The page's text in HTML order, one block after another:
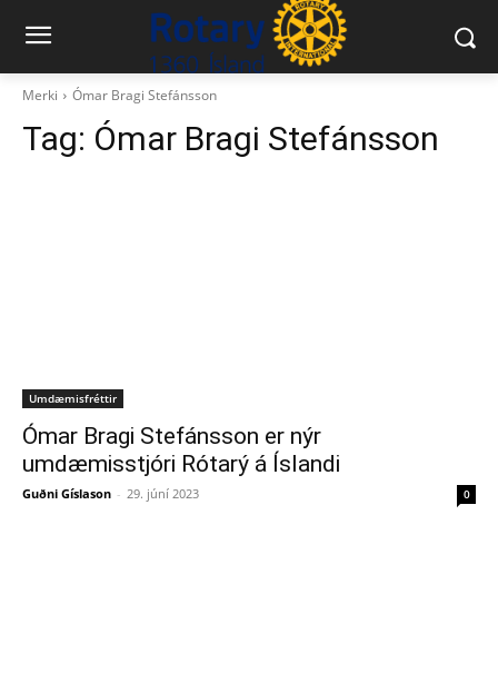
Merki Ómar Bragi Stefánsson
Tag: Ómar Bragi Stefánsson
Umdæmisfréttir
Ómar Bragi Stefánsson er nýr
umdæmisstjóri Rótarý á Íslandi
Guðni Gíslason - 29. júní 2023 0